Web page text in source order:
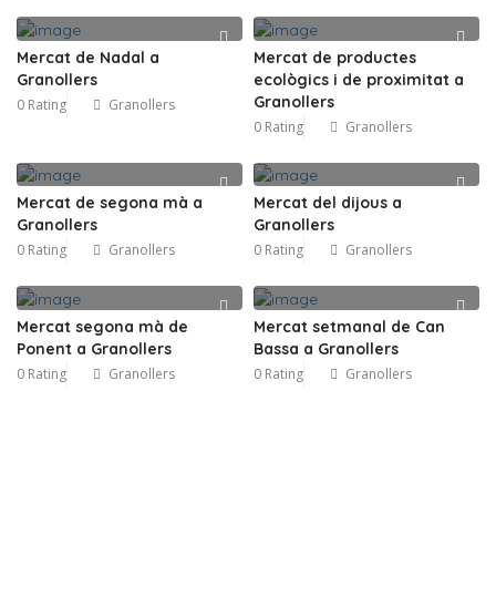
Mercat de Nadal a
Granollers
0 Rating Granollers
Mercat de productes
ecològics i de proximitat a
Granollers
0 Rating Granollers
Mercat de segona mà a
Granollers
0 Rating Granollers
Mercat del dijous a
Granollers
0 Rating Granollers
Mercat segona mà de
Ponent a Granollers
0 Rating Granollers
Mercat setmanal de Can
Bassa a Granollers
0 Rating Granollers